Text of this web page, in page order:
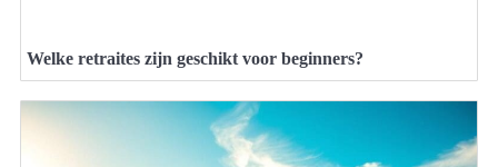
Welke retraites zijn geschikt voor beginners?